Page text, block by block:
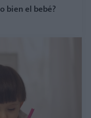
bien el bebé?